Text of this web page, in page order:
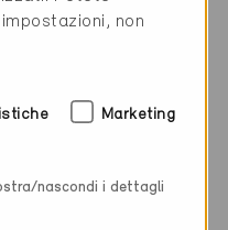
non
Marketing
nascondi i dettagli